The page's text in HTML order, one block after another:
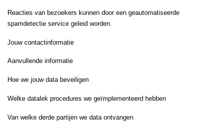
Reacties van bezoekers kunnen door een geautomatiseerde
spamdetectie service geleid worden.
Jouw contactinformatie
Aanvullende informatie
Hoe we jouw data beveiligen
Welke datalek procedures we geïmplementeerd hebben
Van welke derde partijen we data ontvangen